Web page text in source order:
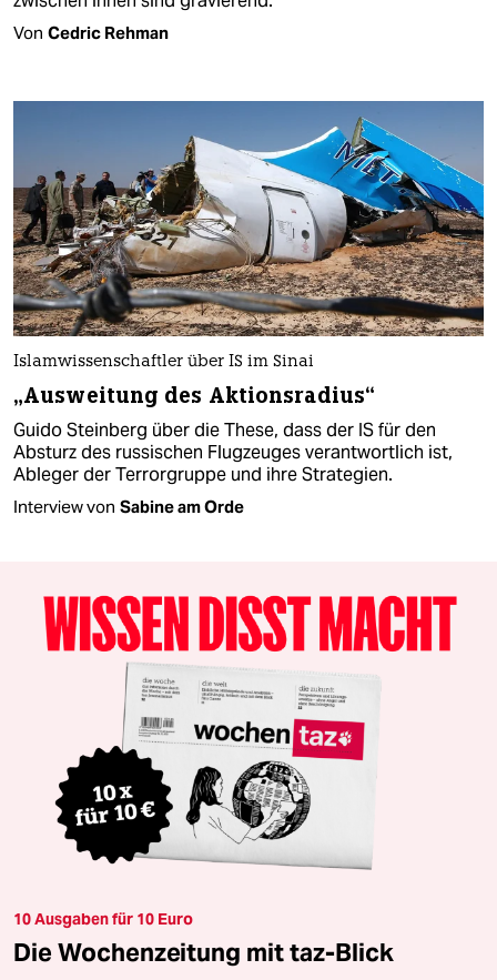
Von Cedric Rehman
Islamwissenschaftler über IS im Sinai
„Ausweitung des Aktionsradius“
Guido Steinberg über die These, dass der IS für den
Absturz des russischen Flugzeuges verantwortlich ist,
Ableger der Terrorgruppe und ihre Strategien.
Interview von Sabine am Orde
10 Ausgaben für 10 Euro
Die Wochenzeitung mit taz-Blick